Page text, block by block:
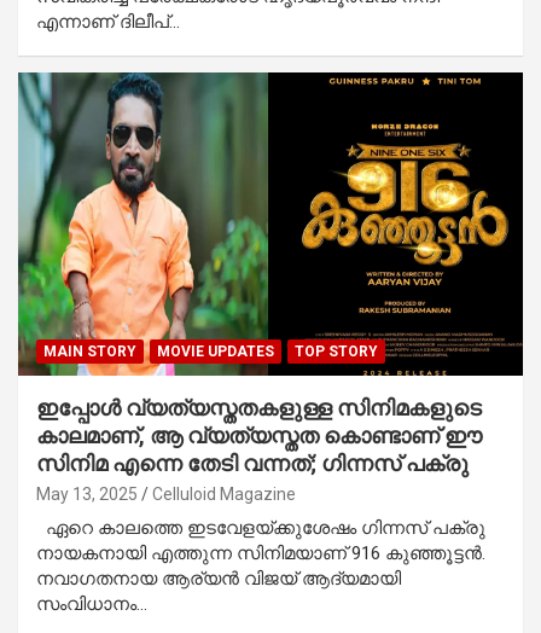
എന്നാണ് ദിലീപ്…
MAIN STORY MOVIE UPDATES TOP STORY
ഇപ്പോൾ വ്യത്യസ്തതകളുള്ള സിനിമകളുടെ
കാലമാണ്, ആ വ്യത്യസ്തത കൊണ്ടാണ് ഈ
സിനിമ എന്നെ തേടി വന്നത്; ഗിന്നസ് പക്രു
May 13, 2025 Celluloid Magazine
ഏറെ കാലത്തെ ഇടവേളയ്ക്കുശേഷം ഗിന്നസ് പക്രു
നായകനായി എത്തുന്ന സിനിമയാണ് 916 കുഞ്ഞൂട്ടൻ.
നവാഗതനായ ആര്യൻ വിജയ് ആദ്യമായി
സംവിധാനം…